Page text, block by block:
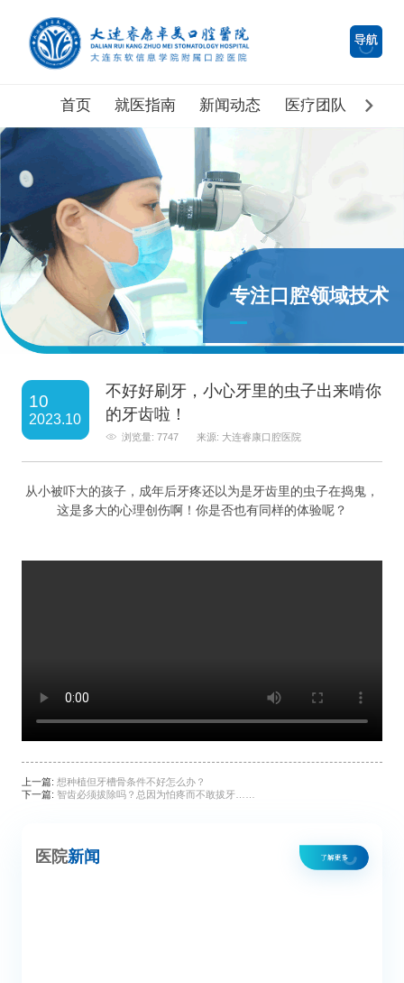
首页 就医指南 新闻动态 医疗团队 医院
专注口腔领域技术
10
2023.10
不好好刷牙，小心牙里的虫子出来啃你
的牙齿啦！
浏览量: 7747 来源: 大连睿康口腔医院
从小被吓大的孩子，成年后牙疼还以为是牙齿里的虫子在捣鬼，
这是多大的心理创伤啊！你是否也有同样的体验呢？
上一篇: 想种植但牙槽骨条件不好怎么办？
下一篇: 智齿必须拔除吗？总因为怕疼而不敢拔牙……
医院新闻